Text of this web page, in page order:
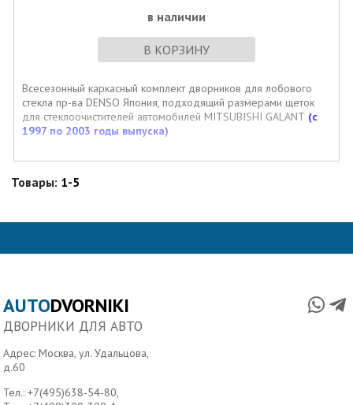
в наличии
В КОРЗИНУ
Всесезонный каркасный комплект дворников для лобового
стекла пр-ва DENSO Япония, подходящий размерами щеток
для стеклоочистителей автомобилей MITSUBISHI GALANT (с
1997 по 2003 годы выпуска)
Товары: 1-5
AUTODVORNIKI
ДВОРНИКИ ДЛЯ АВТО
Адрес: Москва, ул. Удальцова,
д.60
Тел.:+7(495)638-54-80,